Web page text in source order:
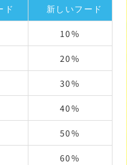
ド 新しいフード
10%
20%
30%
40%
50%
60%